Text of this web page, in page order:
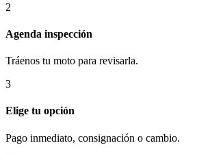
2
Agenda inspección
Tráenos tu moto para revisarla.
3
Elige tu opción
Pago inmediato, consignación o cambio.